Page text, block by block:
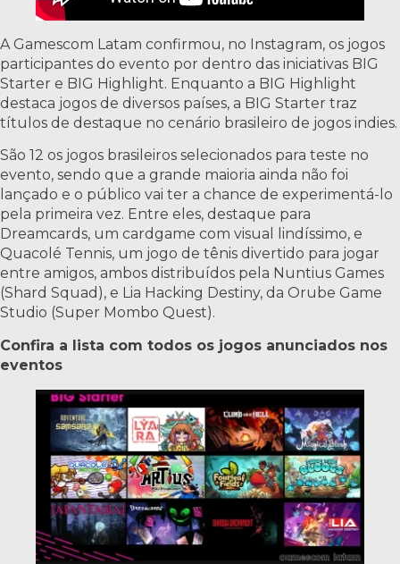
A Gamescom Latam confirmou, no Instagram, os jogos
participantes do evento por dentro das iniciativas BIG
Starter e BIG Highlight. Enquanto a BIG Highlight
destaca jogos de diversos países, a BIG Starter traz
títulos de destaque no cenário brasileiro de jogos indies.
São 12 os jogos brasileiros selecionados para teste no
evento, sendo que a grande maioria ainda não foi
lançado e o público vai ter a chance de experimentá-lo
pela primeira vez. Entre eles, destaque para
Dreamcards, um cardgame com visual lindíssimo, e
Quacolé Tennis, um jogo de tênis divertido para jogar
entre amigos, ambos distribuídos pela Nuntius Games
(Shard Squad), e Lia Hacking Destiny, da Orube Game
Studio (Super Mombo Quest).
Confira a lista com todos os jogos anunciados nos
eventos